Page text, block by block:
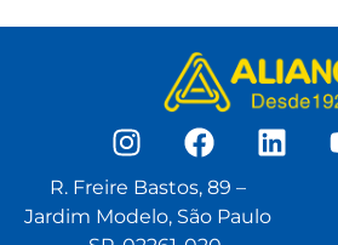
R. Freire Bastos, 89 –
Jardim Modelo, São Paulo